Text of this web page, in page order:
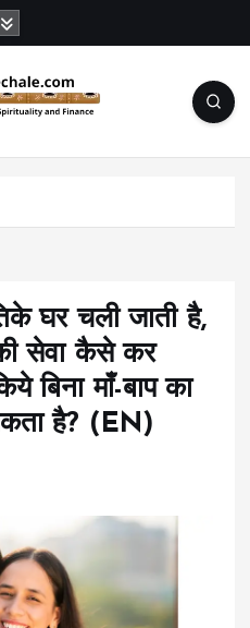
घर चली जाती है,
सेवा कैसे कर
बिना माँ-बाप का
है? (EN)